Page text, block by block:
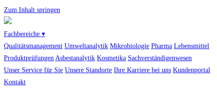
Zum Inhalt springen
Fachbereiche ▾
Qualitätsmanagement Umweltanalytik Mikrobiologie Pharma Lebensmittel
Produktprüfungen Asbestanalytik Kosmetika Sachverständigenwesen
Unser Service für Sie Unsere Standorte Ihre Karriere bei uns Kundenportal
Kontakt